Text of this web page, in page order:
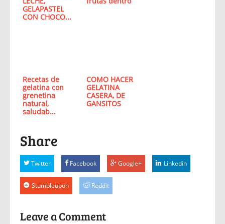
GELAPASTEL
CON CHOCO...
Recetas de
gelatina con
grenetina
natural,
saludab...
COMO HACER
GELATINA
CASERA, DE
GANSITOS
Share
Twitter Facebook Google+ Linkedin
Stumbleupon Reddit
Leave a Comment